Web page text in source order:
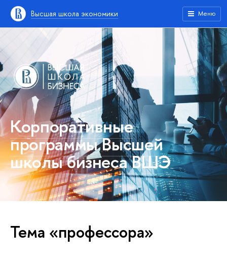
Высшая школа экономики Меню
Корпоративные
программы Высшей
школы бизнеса ВШЭ
Тема «профессора»